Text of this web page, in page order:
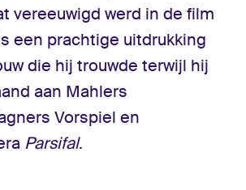
vereeuwigd werd in de film
een prachtige uitdrukking
die hij trouwde terwijl hij
aan Mahlers
Vorspiel en
Parsifal.